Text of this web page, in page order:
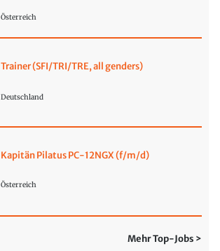
Österreich
Trainer (SFI/TRI/TRE, all genders)
Deutschland
Kapitän Pilatus PC-12NGX (f/m/d)
Österreich
Mehr Top-Jobs >